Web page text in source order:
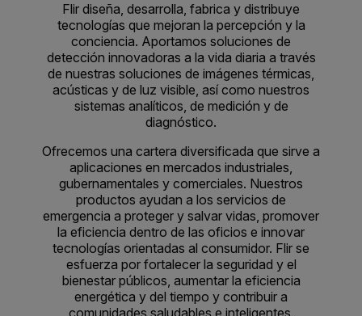
Flir diseña, desarrolla, fabrica y distribuye
tecnologías que mejoran la percepción y la
conciencia. Aportamos soluciones de
detección innovadoras a la vida diaria a través
de nuestras soluciones de imágenes térmicas,
acústicas y de luz visible, así como nuestros
sistemas analíticos, de medición y de
diagnóstico.
Ofrecemos una cartera diversificada que sirve a
aplicaciones en mercados industriales,
gubernamentales y comerciales. Nuestros
productos ayudan a los servicios de
emergencia a proteger y salvar vidas, promover
la eficiencia dentro de las oficios e innovar
tecnologías orientadas al consumidor. Flir se
esfuerza por fortalecer la seguridad y el
bienestar públicos, aumentar la eficiencia
energética y del tiempo y contribuir a
comunidades saludables e inteligentes.